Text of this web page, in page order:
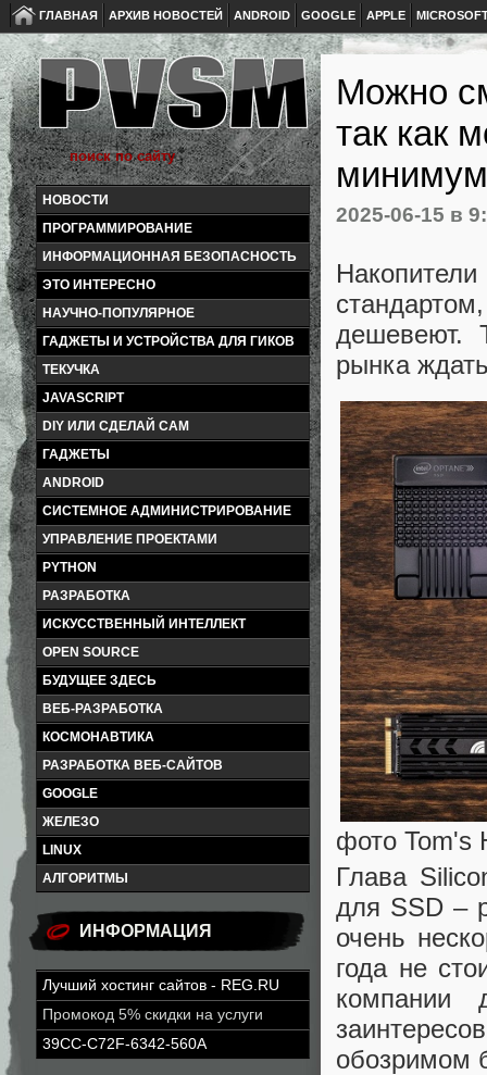
ГЛАВНАЯ АРХИВ НОВОСТЕЙ ANDROID GOOGLE APPLE
НОВОСТИ
ПРОГРАММИРОВАНИЕ
ИНФОРМАЦИОННАЯ БЕЗОПАСНОСТЬ
ЭТО ИНТЕРЕСНО
НАУЧНО-ПОПУЛЯРНОЕ
ГАДЖЕТЫ И УСТРОЙСТВА ДЛЯ ГИКОВ
ТЕКУЧКА
JAVASCRIPT
DIY ИЛИ СДЕЛАЙ САМ
ГАДЖЕТЫ
ANDROID
СИСТЕМНОЕ АДМИНИСТРИРОВАНИЕ
УПРАВЛЕНИЕ ПРОЕКТАМИ
PYTHON
РАЗРАБОТКА
ИСКУССТВЕННЫЙ ИНТЕЛЛЕКТ
OPEN SOURCE
БУДУЩЕЕ ЗДЕСЬ
ВЕБ-РАЗРАБОТКА
КОСМОНАВТИКА
РАЗРАБОТКА ВЕБ-САЙТОВ
GOOGLE
ЖЕЛЕЗО
LINUX
АЛГОРИТМЫ
ИНФОРМАЦИЯ
Лучший хостинг сайтов - REG.RU
Промокод 5% скидки на услуги
39CC-C72F-6342-560A
Можно
так как
2025-06-15 в
дешевеют.
рынка
фото Tom's
Глава
для SSD –
очень
года не
обозримом